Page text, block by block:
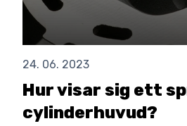
24. 06. 2023
Hur visar sig ett
cylinderhuvud?